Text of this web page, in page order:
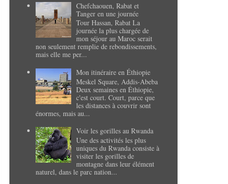
Chefchaouen, Rabat et
Tanger en une journée
Tour Hassan, Rabat La
journée la plus chargée de
mon séjour au Maroc serait
non seulement remplie de rebondissements,
mais elle me per...
Mon itinéraire en Éthiopie
Meskel Square, Addis-Abeba
Deux semaines en Éthiopie,
c'est court. Court, parce que
les distances à couvrir sont
énormes, mais au...
Voir les gorilles au Rwanda
Une des activités les plus
uniques du Rwanda consiste à
visiter les gorilles de
montagne dans leur élément
naturel, dans le parc nation...